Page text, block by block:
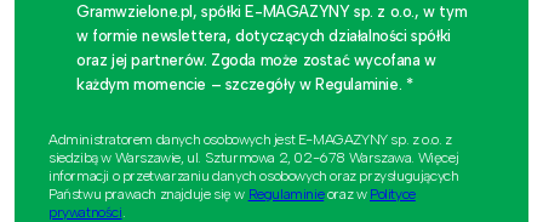
Gramwzielone.pl, spółki E-MAGAZYNY sp. z o.o., w tym
w formie newslettera, dotyczących działalności spółki
oraz jej partnerów. Zgoda może zostać wycofana w
każdym momencie – szczegóły w Regulaminie. *
Administratorem danych osobowych jest E-MAGAZYNY sp. z o.o. z
siedzibą w Warszawie, ul. Szturmowa 2, 02-678 Warszawa. Więcej
informacji o przetwarzaniu danych osobowych oraz przysługujących
Państwu prawach znajduje się w Regulaminieoraz w Polityce
prywatności.